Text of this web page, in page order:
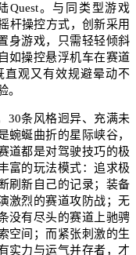
Quest。与同类型游戏
杆操控方式，创新采用
身游戏，只需轻轻倾斜
如操控悬浮机车在赛道
直观又有效规避晕动不
。
30条风格迥异、充满未
蜿蜒曲折的星际峡谷，
道都是对驾驶技巧的极
富的玩法模式：追求极
刷新自己的记录；装备
激烈的赛道攻防战；无
没有尽头的赛道上驰骋
空间；而紧张刺激的生
实力与运气并存者，才